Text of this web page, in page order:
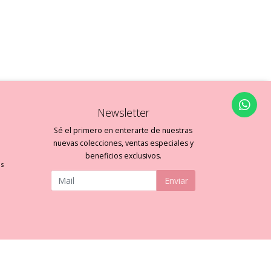
Newsletter
Sé el primero en enterarte de nuestras
nuevas colecciones, ventas especiales y
beneficios exclusivos.
Enviar